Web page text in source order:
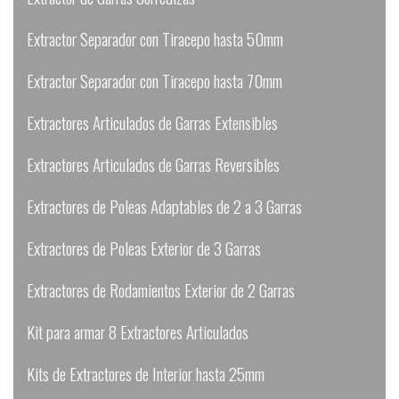
Extractor Separador con Tiracepo hasta 50mm
Extractor Separador con Tiracepo hasta 70mm
Extractores Articulados de Garras Extensibles
Extractores Articulados de Garras Reversibles
Extractores de Poleas Adaptables de 2 a 3 Garras
Extractores de Poleas Exterior de 3 Garras
Extractores de Rodamientos Exterior de 2 Garras
Kit para armar 8 Extractores Articulados
Kits de Extractores de Interior hasta 25mm